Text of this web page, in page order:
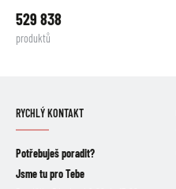
529 838
produktů
RYCHLÝ KONTAKT
Potřebuješ poradit?
Jsme tu pro Tebe